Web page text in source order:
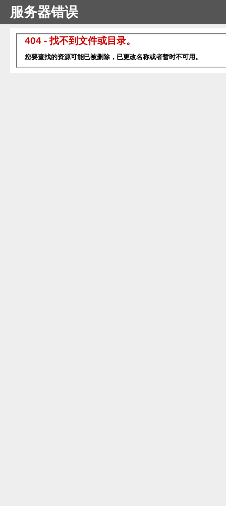
服务器错误
404 - 找不到文件或目录。
您要查找的资源可能已被删除，已更改名称或者暂时不可用。